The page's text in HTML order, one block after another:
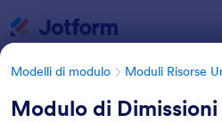
Modelli di modulo Moduli Risorse
Modulo di Dimissioni